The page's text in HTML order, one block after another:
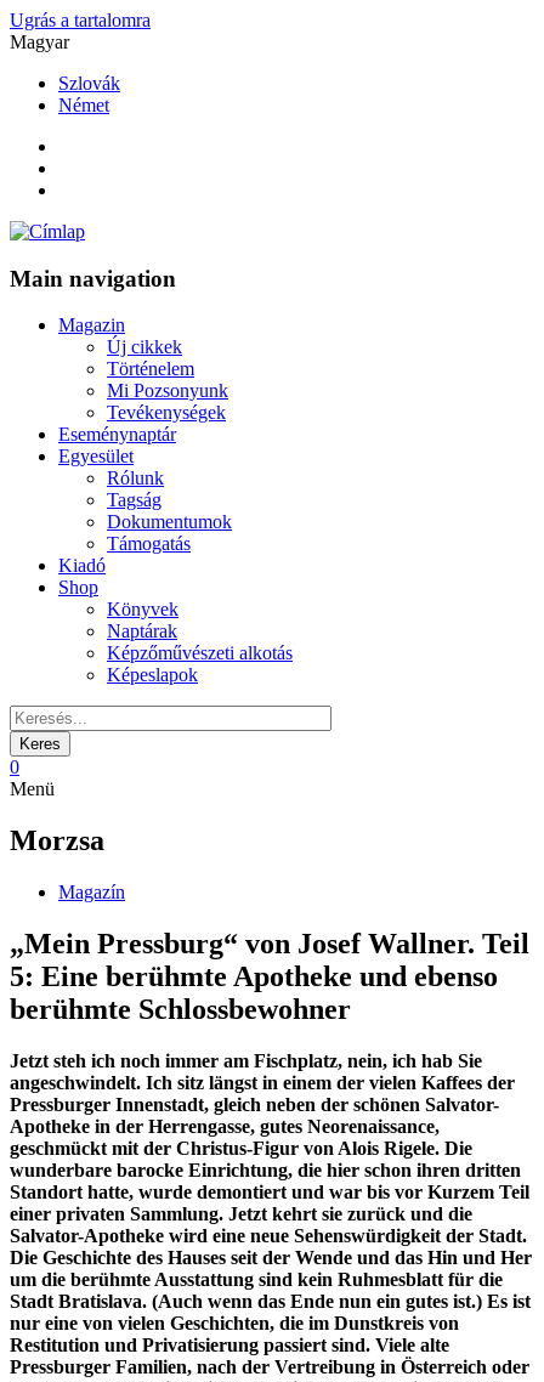
Ugrás a tartalomra
Magyar
Szlovák
Német
Main navigation
Magazin
Új cikkek
Történelem
Mi Pozsonyunk
Tevékenységek
Eseménynaptár
Egyesület
Rólunk
Tagság
Dokumentumok
Támogatás
Kiadó
Shop
Könyvek
Naptárak
Képzőművészeti alkotás
Képeslapok
0
Menü
Morzsa
Magazín
„Mein Pressburg“ von Josef Wallner. Teil
5: Eine berühmte Apotheke und ebenso
berühmte Schlossbewohner
Jetzt steh ich noch immer am Fischplatz, nein, ich hab Sie
angeschwindelt. Ich sitz längst in einem der vielen Kaffees der
Pressburger Innenstadt, gleich neben der schönen Salvator-
Apotheke in der Herrengasse, gutes Neorenaissance,
geschmückt mit der Christus-Figur von Alois Rigele. Die
wunderbare barocke Einrichtung, die hier schon ihren dritten
Standort hatte, wurde demontiert und war bis vor Kurzem Teil
einer privaten Sammlung. Jetzt kehrt sie zurück und die
Salvator-Apotheke wird eine neue Sehenswürdigkeit der Stadt.
Die Geschichte des Hauses seit der Wende und das Hin und Her
um die berühmte Ausstattung sind kein Ruhmesblatt für die
Stadt Bratislava. (Auch wenn das Ende nun ein gutes ist.) Es ist
nur eine von vielen Geschichten, die im Dunstkreis von
Restitution und Privatisierung passiert sind. Viele alte
Pressburger Familien, nach der Vertreibung in Österreich oder